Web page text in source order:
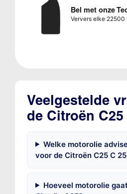
Bel met onze
Ververs elke 22500
Veelgestelde
de Citroën C25
Welke motorolie
voor de Citroën C25 C
Hoeveel motorolie